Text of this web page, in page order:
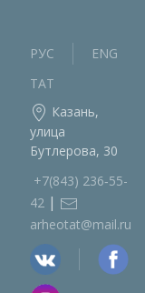
РУС
ENG
ТАТ
Казань,
улица
Бутлерова, 30
+7(843) 236‑55-
42 |
arheotat@mail.ru